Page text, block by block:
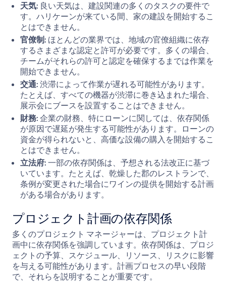
天気: 良い天気は、建設関連の多くのタスクの要件で
す。ハリケーンが来ている間、家の建設を開始するこ
とはできません。
官僚制: ほとんどの業界では、地域の官僚組織に依存
するさまざまな認定と許可が必要です。多くの場合、
チームがそれらの許可と認定を確保するまでは作業を
開始できません。
交通:渋滞によって作業が遅れる可能性があります。
たとえば、すべての機器が渋滞に巻き込まれた場合、
展示会にブースを設置することはできません。
財務:企業の財務、特にローンに関しては、依存関係
が原因で遅延が発生する可能性があります。ローンの
資金が得られないと、高価な設備の購入を開始するこ
とはできません。
立法府:一部の依存関係は、予想される法改正に基づ
いています。たとえば、乾燥した郡のレストランで、
条例が変更された場合にワインの提供を開始する計画
がある場合があります。
プロジェクト計画の依存関係
多くのプロジェクト マネージャーは、プロジェクト計
画中に依存関係を強調しています。依存関係は、プロジ
ェクトの予算、スケジュール、リソース、リスクに影響
を与える可能性があります。計画プロセスの早い段階
で、それらを説明することが重要です。